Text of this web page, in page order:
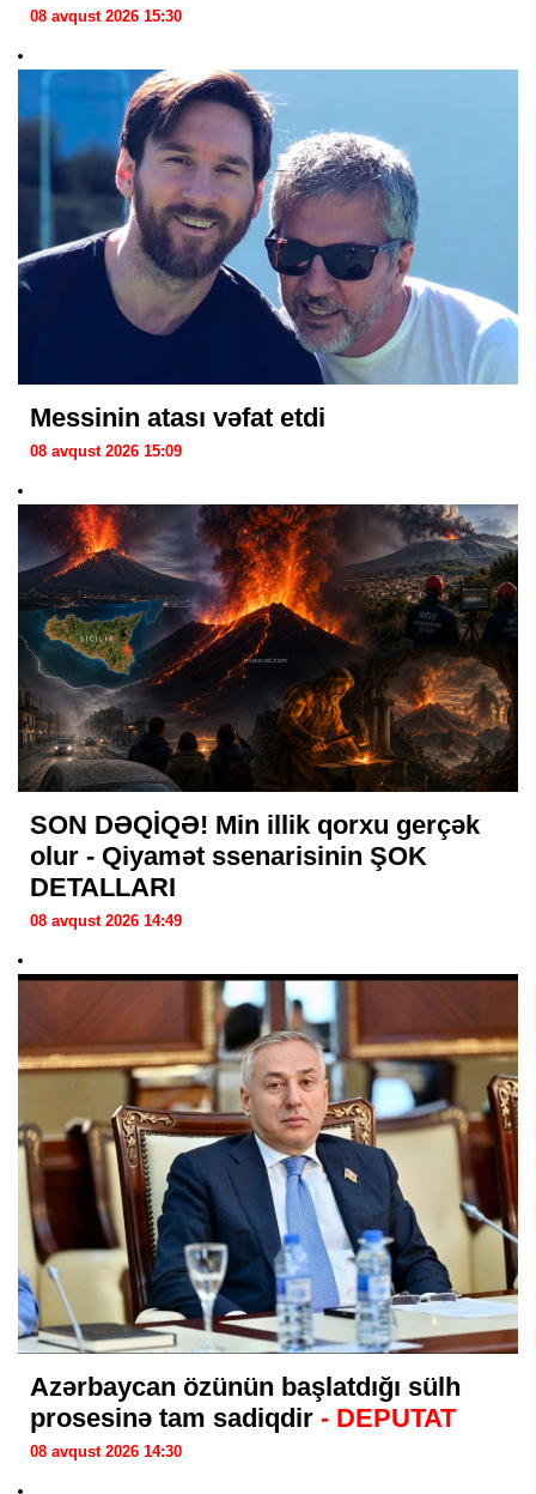
08 avqust 2026 15:30
Messinin atası vəfat etdi
08 avqust 2026 15:09
SON DƏQİQƏ! Min illik qorxu gerçək
olur - Qiyamət ssenarisinin ŞOK
DETALLARI
08 avqust 2026 14:49
Azərbaycan özünün başlatdığı sülh
prosesinə tam sadiqdir - DEPUTAT
08 avqust 2026 14:30